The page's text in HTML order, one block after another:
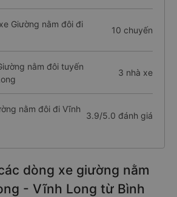
Giường nằm đôi đi
10 chuyến
nằm đôi tuyến
3 nhà xe
nằm đôi đi Vĩnh
3.9/5.0 đánh giá
dòng xe giường nằm
- Vĩnh Long từ Bình